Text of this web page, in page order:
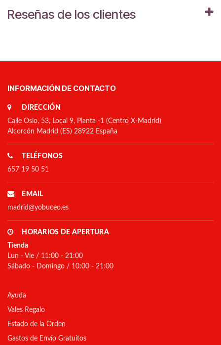
Reseñas de los clientes
INFORMACIÓN DE CONTACTO
DIRECCIÓN
Calle Oslo, 53, Local 9, Planta -1 (Centro X-Madrid)
Alcorcón Madrid (ES) 28922 España
TELÉFONOS
657 19 50 51
EMAIL
madrid@yobuceo.es
HORARIOS DE APERTURA
Tienda
Lun - Vie / 11:00 - 21:00
Sábado - Domingo / 10:00 - 21:00
Ayuda
Vales Regalo
Estado de la Orden
Gastos de Envío Gratuitos